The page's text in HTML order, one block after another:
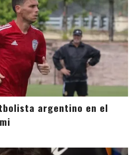
argentino en el